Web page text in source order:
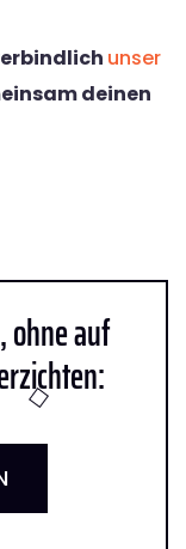
unser
deinen
ohne auf